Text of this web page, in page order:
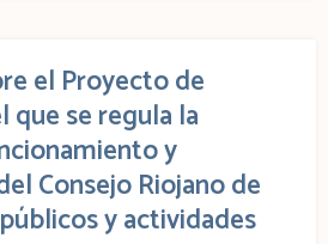
el Proyecto de
que se regula la
y
Consejo Riojano de
y actividades